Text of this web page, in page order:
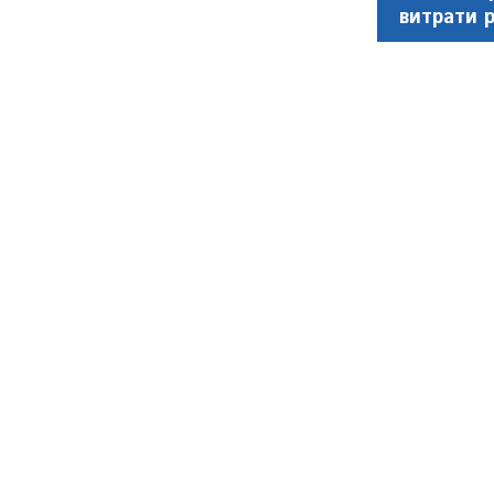
витрати